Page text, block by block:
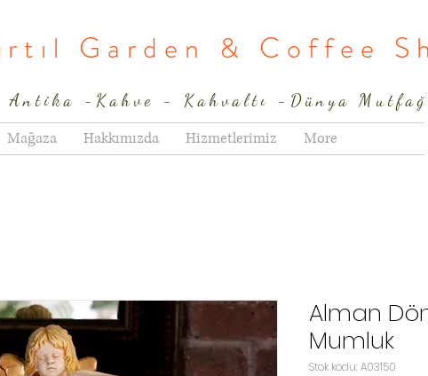
Garden & Coffee
Antika -Kahve - Kahvaltı -Dünya
Mağaza
Hakkımızda Hizmetlerimiz More
Alman
Mumluk
Stok kodu: A03150